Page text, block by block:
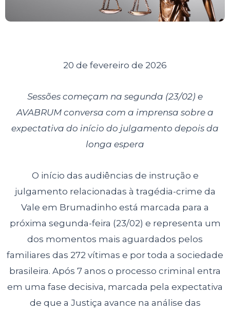
20 de fevereiro de 2026
Sessões começam na segunda (23/02) e
AVABRUM conversa com a imprensa sobre a
expectativa do início do julgamento depois da
longa espera
O início das audiências de instrução e
julgamento relacionadas à tragédia-crime da
Vale em Brumadinho está marcada para a
próxima segunda-feira (23/02) e representa um
dos momentos mais aguardados pelos
familiares das 272 vítimas e por toda a sociedade
brasileira. Após 7 anos o processo criminal entra
em uma fase decisiva, marcada pela expectativa
de que a Justiça avance na análise das